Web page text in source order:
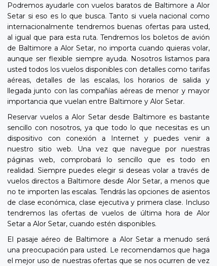
Podremos ayudarle con vuelos baratos de Baltimore a Alor
Setar si eso es lo que busca. Tanto si vuela nacional como
internacionalmente tendremos buenas ofertas para usted,
al igual que para esta ruta. Tendremos los boletos de avión
de Baltimore a Alor Setar, no importa cuando quieras volar,
aunque ser flexible siempre ayuda. Nosotros listamos para
usted todos los vuelos disponibles con detalles como tarifas
aéreas, detalles de las escalas, los horarios de salida y
llegada junto con las compañías aéreas de menor y mayor
importancia que vuelan entre Baltimore y Alor Setar.
Reservar vuelos a Alor Setar desde Baltimore es bastante
sencillo con nosotros, ya que todo lo que necesitas es un
dispositivo con conexión a Internet y puedes venir a
nuestro sitio web. Una vez que navegue por nuestras
páginas web, comprobará lo sencillo que es todo en
realidad. Siempre puedes elegir si deseas volar a través de
vuelos directos a Baltimore desde Alor Setar, a menos que
no te importen las escalas. Tendrás las opciones de asientos
de clase económica, clase ejecutiva y primera clase. Incluso
tendremos las ofertas de vuelos de última hora de Alor
Setar a Alor Setar, cuando estén disponibles.
El pasaje aéreo de Baltimore a Alor Setar a menudo será
una preocupación para usted. Le recomendamos que haga
el mejor uso de nuestras ofertas que se nos ocurren de vez